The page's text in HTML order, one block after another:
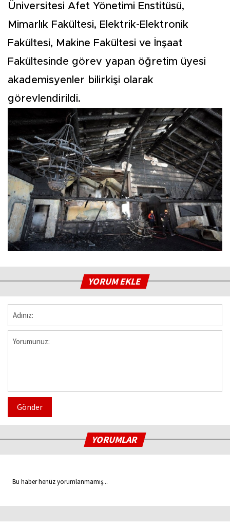
Üniversitesi Afet Yönetimi Enstitüsü,
Mimarlık Fakültesi, Elektrik-Elektronik
Fakültesi, Makine Fakültesi ve İnşaat
Fakültesinde görev yapan öğretim üyesi
akademisyenler bilirkişi olarak
görevlendirildi.
YORUM EKLE
Gönder
YORUMLAR
Bu haber henüz yorumlanmamış...